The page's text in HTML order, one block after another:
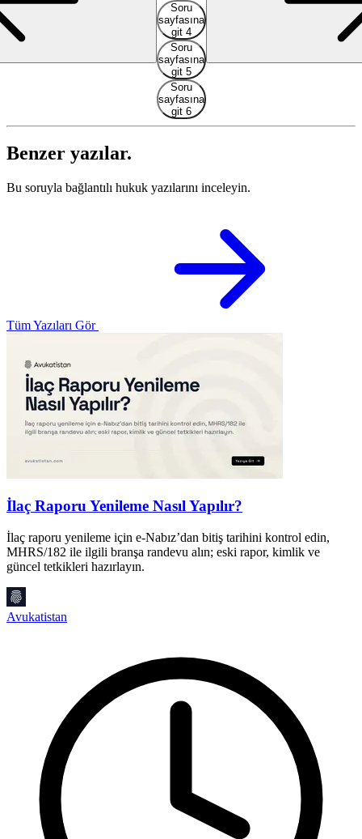
Soru
sayfasına
git 4
Soru
sayfasına
git 5
Soru
sayfasına
git 6
Benzer yazılar.
Bu soruyla bağlantılı hukuk yazılarını inceleyin.
Tüm Yazıları Gör
İlaç Raporu Yenileme Nasıl Yapılır?
İlaç raporu yenileme için e-Nabız’dan bitiş tarihini kontrol edin,
MHRS/182 ile ilgili branşa randevu alın; eski rapor, kimlik ve
güncel tetkikleri hazırlayın.
Avukatistan